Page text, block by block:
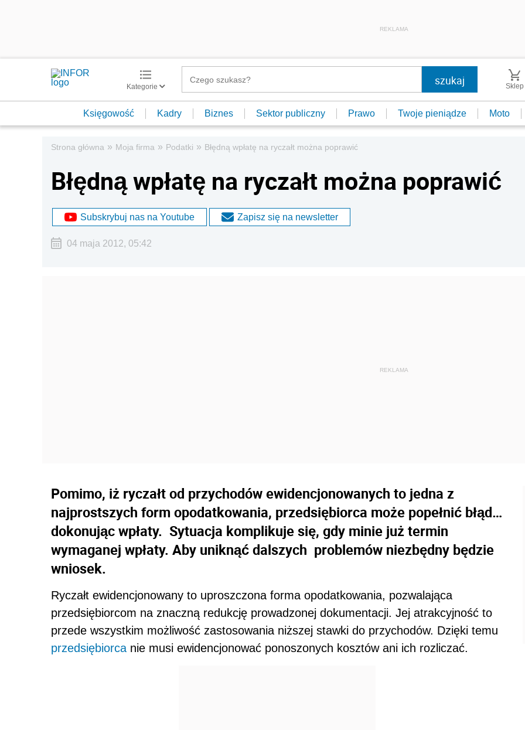
REKLAMA
Kategorie Sklep
Księgowość Kadry Biznes Sektor publiczny Prawo Twoje pieniądze Moto
Strona główna » Moja firma » Podatki » Błędną wpłatę na ryczałt można poprawić
Błędną wpłatę na ryczałt można poprawić
Subskrybuj nas na Youtube Zapisz się na newsletter
04 maja 2012, 05:42
Pomimo, iż ryczałt od przychodów ewidencjonowanych to jedna z
najprostszych form opodatkowania, przedsiębiorca może popełnić błąd…
dokonując wpłaty. Sytuacja komplikuje się, gdy minie już termin
wymaganej wpłaty. Aby uniknąć dalszych problemów niezbędny będzie
wniosek.
Ryczałt ewidencjonowany to uproszczona forma opodatkowania, pozwalająca
przedsiębiorcom na znaczną redukcję prowadzonej dokumentacji. Jej atrakcyjność to
przede wszystkim możliwość zastosowania niższej stawki do przychodów. Dzięki temu
przedsiębiorca nie musi ewidencjonować ponoszonych kosztów ani ich rozliczać.